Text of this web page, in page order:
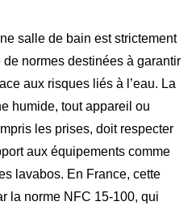
salle de bain est strictement
normes destinées à garantir
aux risques liés à l’eau. La
humide, tout appareil ou
les prises, doit respecter
aux équipements comme
lavabos. En France, cette
la norme NFC 15-100, qui